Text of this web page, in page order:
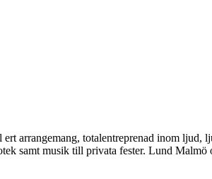
arrangemang, totalentreprenad inom ljud,
samt musik till privata fester. Lund Malmö